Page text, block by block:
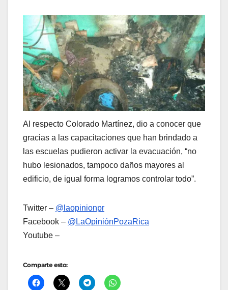
Al respecto Colorado Martínez, dio a conocer que
gracias a las capacitaciones que han brindado a
las escuelas pudieron activar la evacuación, “no
hubo lesionados, tampoco daños mayores al
edificio, de igual forma logramos controlar todo”.
Twitter – @laopinionpr
Facebook – @LaOpiniónPozaRica
Youtube –
Comparte esto: